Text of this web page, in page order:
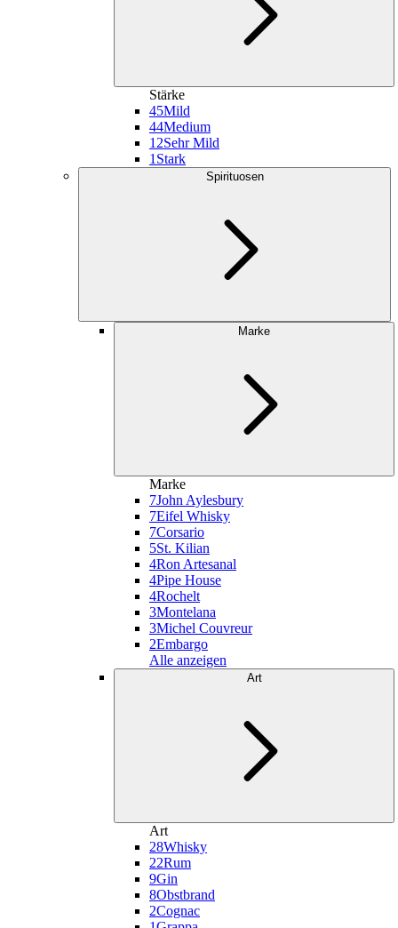
Stärke
45Mild
44Medium
12Sehr Mild
1 Stark
Spirituosen
Marke
Marke
7John Aylesbury
7Eifel Whisky
7Corsario
5St. Kilian
4Ron Artesanal
4Pipe House
4Rochelt
3Montelana
3Michel Couvreur
2Embargo
Alle anzeigen
Art
Art
28Whisky
22Rum
9Gin
8Obstbrand
2Cognac